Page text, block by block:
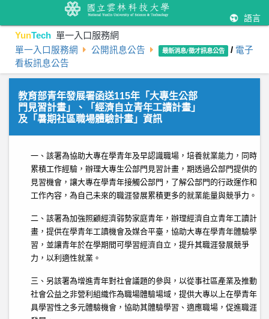
語言
YunTech 單一入口服務網
單一入口服務網 公開訊息公告 最新消息/徵才訊息公告 / 電子
看板訊息公告
教育部青年發展署函送115年「大專生公部
門見習計畫」、「經濟自立青年工讀計畫」
及「暑期社區職場體驗計畫」資訊
一、該署為協助大專在學青年及早認識職場，培養就業能力，同時
累積工作經驗，辦理大專生公部門見習計畫，期透過公部門提供的
見習機會，讓大專在學青年接觸公部門，了解公部門的行政運作和
工作內容，為自己未來的職涯發展累積更多的就業能量與競爭力。
二、該署為加強照顧經濟弱勢家庭青年，辦理經濟自立青年工讀計
畫，提供在學青年工讀機會及媒合平臺，協助大專在學青年體驗學
習，並讓青年於在學期間可學習經濟自立，提升其職涯發展競爭
力，以利適性就業。
三、另該署為增進青年對社會議題的參與，以從事社區產業及推動
社會公益之非營利組織作為職場體驗場域，提供大專以上在學青年
具學習性之多元體驗機會，協助其體驗學習、適應職場，促進職涯